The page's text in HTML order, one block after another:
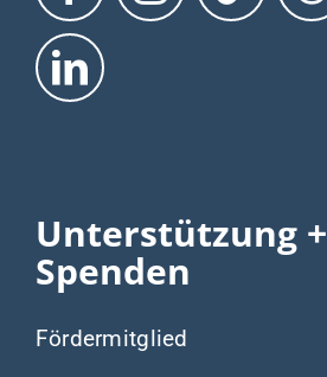
Unterstützung +
Spenden
Fördermitglied